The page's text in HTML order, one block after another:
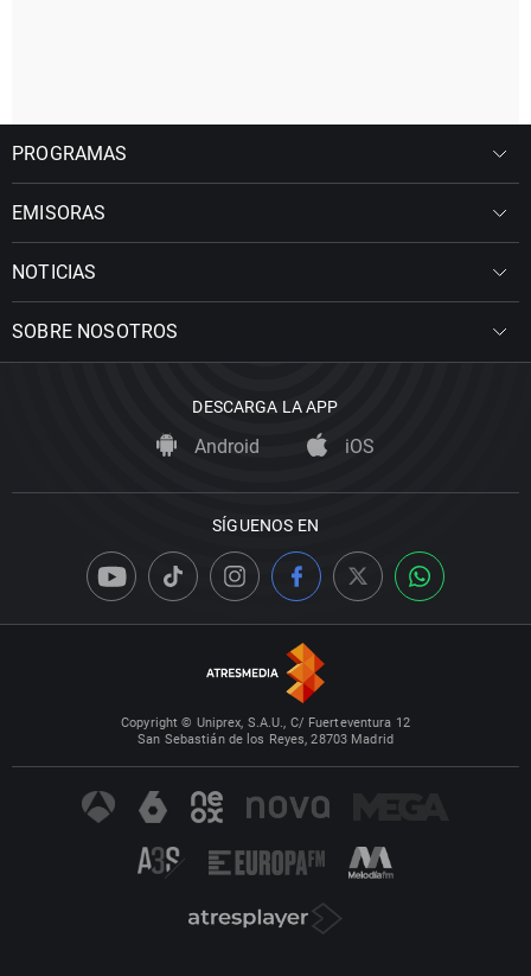
PROGRAMAS
EMISORAS
NOTICIAS
SOBRE NOSOTROS
DESCARGA LA APP
Android iOS
SÍGUENOS EN
Copyright © Uniprex, S.A.U., C/ Fuerteventura 12
San Sebastián de los Reyes, 28703 Madrid